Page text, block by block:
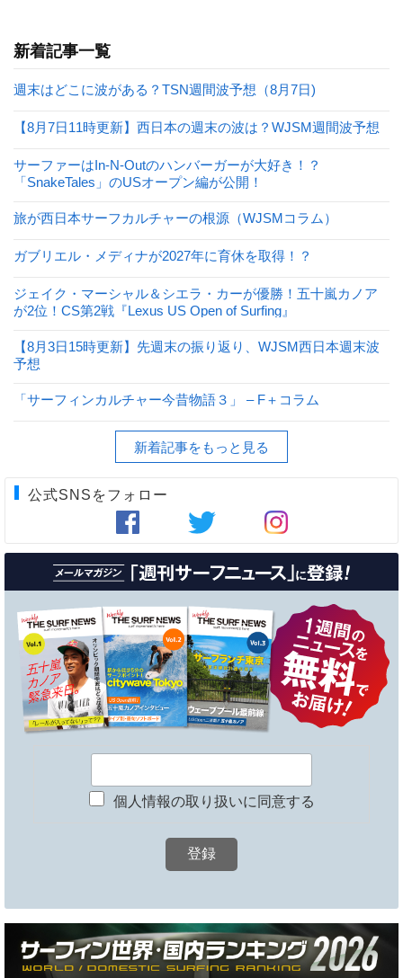
新着記事一覧
週末はどこに波がある？TSN週間波予想（8月7日)
【8月7日11時更新】西日本の週末の波は？WJSM週間波予想
サーファーはIn-N-Outのハンバーガーが大好き！？
「SnakeTales」のUSオープン編が公開！
旅が西日本サーフカルチャーの根源（WJSMコラム）
ガブリエル・メディナが2027年に育休を取得！？
ジェイク・マーシャル＆シエラ・カーが優勝！五十嵐カノア
が2位！CS第2戦『Lexus US Open of Surfing』
【8月3日15時更新】先週末の振り返り、WJSM西日本週末波
予想
「サーフィンカルチャー今昔物語３」 – F＋コラム
新着記事をもっと見る
公式SNSをフォロー
個人情報の取り扱いに同意する